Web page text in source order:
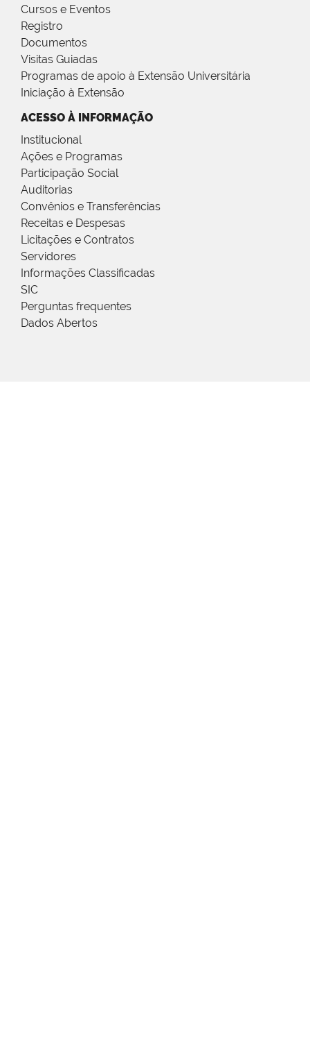
Cursos e Eventos
Registro
Documentos
Visitas Guiadas
Programas de apoio à Extensão Universitária
Iniciação à Extensão
ACESSO À INFORMAÇÃO
Institucional
Ações e Programas
Participação Social
Auditorias
Convênios e Transferências
Receitas e Despesas
Licitações e Contratos
Servidores
Informações Classificadas
SIC
Perguntas frequentes
Dados Abertos